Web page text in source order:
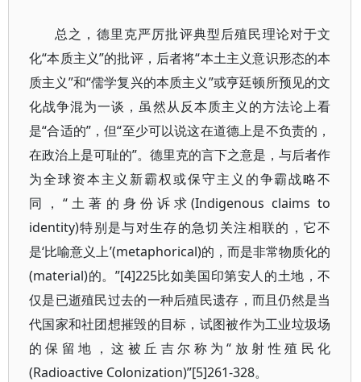
总之，德里克严厉批评典型后殖民理论对于文
化“本质主义”的批评，后者将“本土主义意识形态的本
质主义”和“儒学复兴的本质主义”或亨廷顿所预见的文
化战争混为一谈，虽然从反本质主义的方法论上看
是“合适的”，但“至少可以说这在道德上是不负责的，
在政治上是可耻的”。德里克的言下之意是，与后者作
为全球资本主义新霸权或保守主义的争霸战略不
同，“土著的身份诉求(Indigenous claims to
identity)特别是与对生存的急切关注相联的，它不
是‘比喻意义上’(metaphorical)的，而是非常物质化的
(material)的。”[4]225比如美国印第安人的土地，不
仅是已逝殖民过去的一种后殖民遗存，而且仍然是当
代国家和社团想摧毁的目标，试图被作为工业垃圾场
的保留地，这被丘吉尔称为“放射性殖民化
(Radioactive Colonization)”[5]261-328。